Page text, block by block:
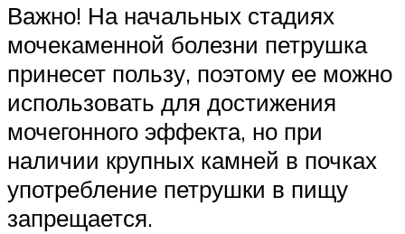
Важно! На начальных стадиях
мочекаменной болезни петрушка
принесет пользу, поэтому ее можно
использовать для достижения
мочегонного эффекта, но при
наличии крупных камней в почках
употребление петрушки в пищу
запрещается.